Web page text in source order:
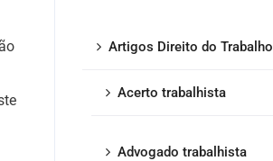
Artigos Direito do Trabalho
Acerto trabalhista
Advogado trabalhista